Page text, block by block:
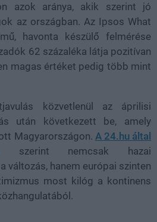
azok aránya, akik szerint jó
az országban. Az Ipsos What
havonta készülő felmérése
62 százaléka látja pozitívan
magas értéket pedig több mint
közvetlenül az áprilisi
után következett be, amely
Magyarországon. A 24.hu által
szerint nemcsak hazai
változás, hanem európai szinten
most kilóg a kontinens